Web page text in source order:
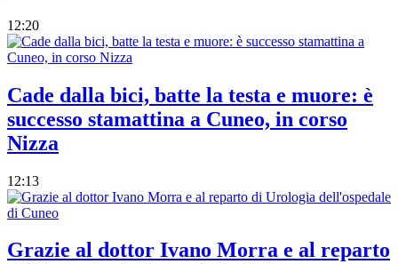
12:20
Cade dalla bici, batte la testa e muore: è
successo stamattina a Cuneo, in corso
Nizza
12:13
Grazie al dottor Ivano Morra e al reparto